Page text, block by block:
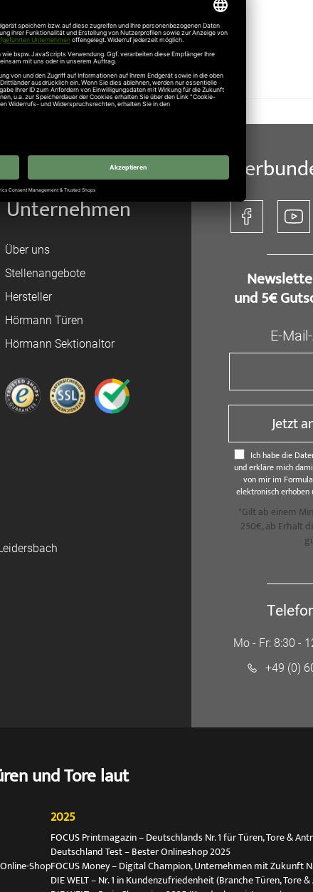
Unternehmen
Über uns
Stellenangebote
Hersteller
Hörmann Türen
Hörmann Sektionaltor
und 5€
E-
Jetzt
Ich habe die
und erkläre mich
von mir im
elektronisch erhoben
*Gilt ab einem
250€, ab Erhalt
Mo - Fr: 8:30 -
+49 (0)
und Tore laut
Shop
2025
FOCUS Printmagazin – Deutschlands Nr. 1 für Türen, Tore &
Deutschland Test – Bester Onlineshop 2025
FOCUS Money – Digital Champion, Unternehmen mit Zukunft
DIE WELT – Nr. 1 in Kundenzufriedenheit (Branche Türen, Tore